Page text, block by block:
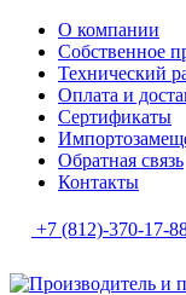
О компании
Собственное
Технический
Оплата и
Сертификаты
Обратная связь
Контакты
+7 (812)-370-17-